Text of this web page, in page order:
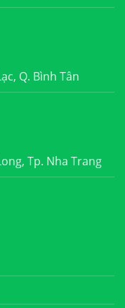
Q. Bình Tân
Tp. Nha Trang